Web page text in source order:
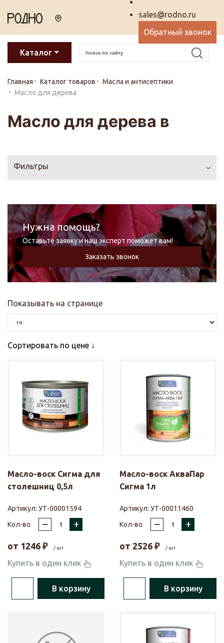
sales@rodno.ru
Обратный звонок
Каталог
Главная Каталог товаров
Масла и антисептики
Масло для дерева
Масло для дерева в
Фильтры
Нужна помощь?
Оставьте заявку и наш эксперт поможет вам!
Заказать звонок
Показывать на странице
Сортировать по цене
Масло-воск Сигма для
столешниц 0,5л
Артикул: УТ-00001594
Кол-во
– +
от 1246 ₽ / шт
Купить в один клик
В корзину
Масло-воск АкваПар
Сигма 1л
Артикул: УТ-00011460
Кол-во
– +
от 2526 ₽ / шт
Купить в один клик
В корзину